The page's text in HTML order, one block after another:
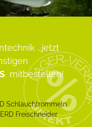
...jetzt
mitbestellen!